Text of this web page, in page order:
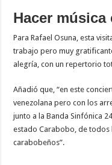
Hacer
Para Rafael Osuna, esta
trabajo pero muy
alegría, con un repertorio
Añadió que, “en este
venezolana pero con los
junto a la Banda Sinfónica
estado Carabobo, de todos
carabobeños”.